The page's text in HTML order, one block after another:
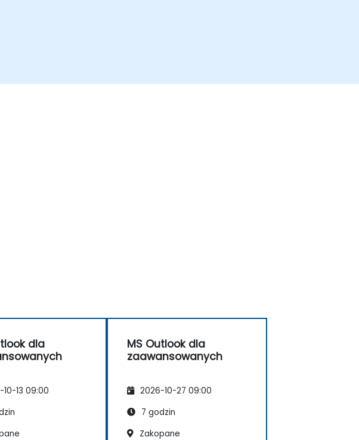
dla
13 09:00
MS Outlook dla
zaawansowanych
2026-10-27 09:00
7 godzin
Zakopane